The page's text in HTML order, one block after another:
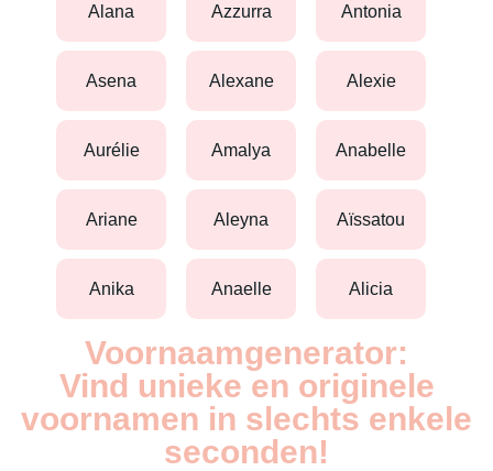
alana azzurra antonia
asena alexane alexie
aurélie amalya anabelle
ariane aleyna aïssatou
anika anaelle alicia
Voornaamgenerator:
Vind unieke en originele
voornamen in slechts enkele
seconden!